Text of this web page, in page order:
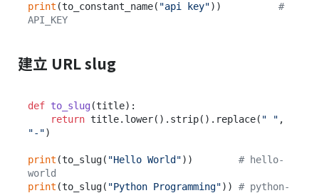
print (to_constant_name( "api key")) #
API_KEY
建立 URL slug
def to_slug(title):
return title.lower().strip().replace( " "
"-")
print (to_slug( "Hello World")) # hello-
world
print (to_slug( "Python Programming")) # python-